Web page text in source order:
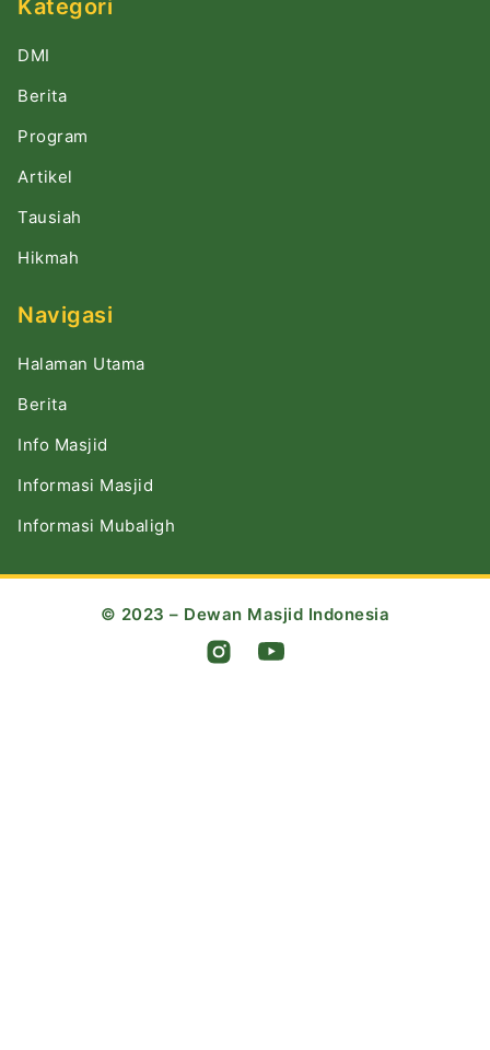
Kategori
DMI
Berita
Program
Artikel
Tausiah
Hikmah
Navigasi
Halaman Utama
Berita
Info Masjid
Informasi Masjid
Informasi Mubaligh
© 2023 – Dewan Masjid Indonesia